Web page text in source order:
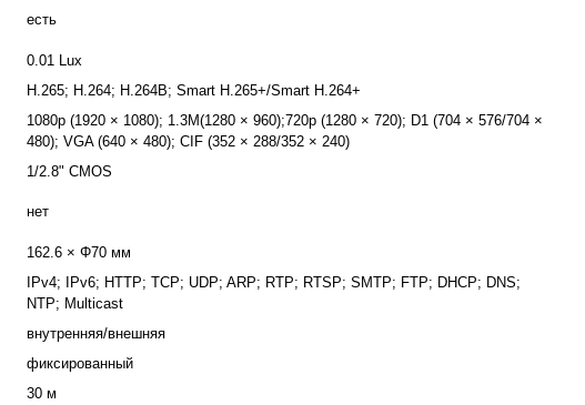
есть
0.01 Lux
H.265; H.264; H.264B; Smart H.265+/Smart H.264+
1080p (1920 × 1080); 1.3M(1280 × 960);720p (1280 × 720); D1 (704 × 576/704 ×
480); VGA (640 × 480); CIF (352 × 288/352 × 240)
1/2.8" CMOS
нет
162.6 × Φ70 мм
IPv4; IPv6; HTTP; TCP; UDP; ARP; RTP; RTSP; SMTP; FTP; DHCP; DNS;
NTP; Multicast
внутренняя/внешняя
фиксированный
30 м